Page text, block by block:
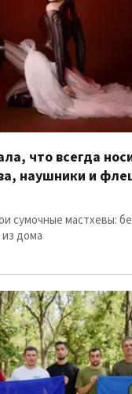
что всегда
наушники и
сумочные мастхевы:
дома